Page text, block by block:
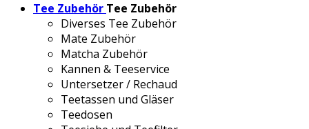
Tee Zubehör Tee Zubehör
Diverses Tee Zubehör
Mate Zubehör
Matcha Zubehör
Kannen & Teeservice
Untersetzer / Rechaud
Teetassen und Gläser
Teedosen